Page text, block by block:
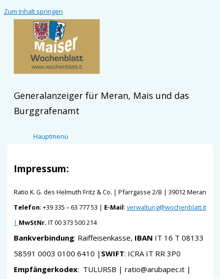
Zum Inhalt springen
Generalanzeiger für Meran, Mais und das
Burggrafenamt
Hauptmenü
Impressum:
Ratio K. G. des Helmuth Fritz & Co. | Pfarrgasse 2/B | 39012 Meran
Telefon: +39 335 – 63 777 53 | E-Mail: verwaltung@wochenblatt.it
| MwStNr. IT 00 373 500 214
Bankverbindung: Raiffeisenkasse, IBAN IT 16 T 08133
58591 0003 0100 6410 | SWIFT: ICRA IT RR 3P0
Empfängerkodex: TULURSB | ratio@arubapec.it |